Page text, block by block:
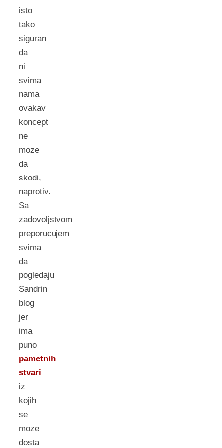
isto
tako
siguran
da
ni
svima
nama
ovakav
koncept
ne
moze
da
skodi,
naprotiv.
Sa
zadovoljstvom
preporucujem
svima
da
pogledaju
Sandrin
blog
jer
ima
puno
pametnih
stvari
iz
kojih
se
moze
dosta